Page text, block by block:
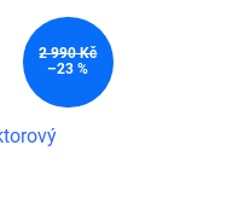
2 990 Kč
–23 %